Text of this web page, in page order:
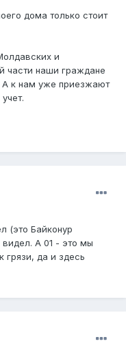
дома только стоит
и
части наши граждане
А к нам уже приезжают
(это Байконур
видел. А 01 - это мы
грязи, да и здесь